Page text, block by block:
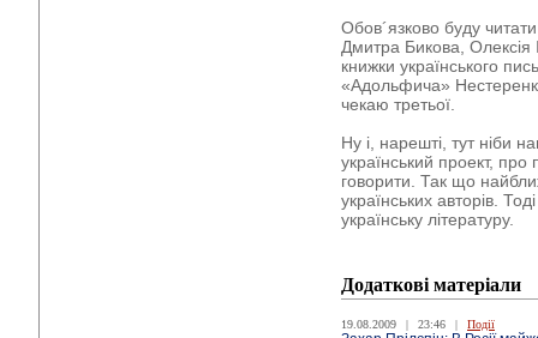
Обов´язково буду
Дмитра Бикова, Олексія
книжки українського
«Адольфича»
чекаю третьої.
Ну і, нарешті, тут ніби
український проект,
говорити. Так що
українських авторів.
українську літературу.
Додаткові матеріали
19.08.2009 | 23:46 | Події